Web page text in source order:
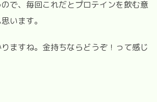
で、毎回これだとプロテインを飲む意
います。
ますね。金持ちならどうぞ！って感じ